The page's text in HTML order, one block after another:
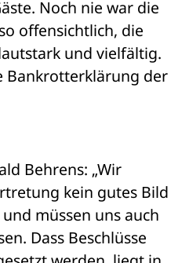
Noch nie war die
offensichtlich, die
und vielfältig.
Bankrotterklärung der
Behrens: „Wir
kein gutes Bild
müssen uns auch
Dass Beschlüsse